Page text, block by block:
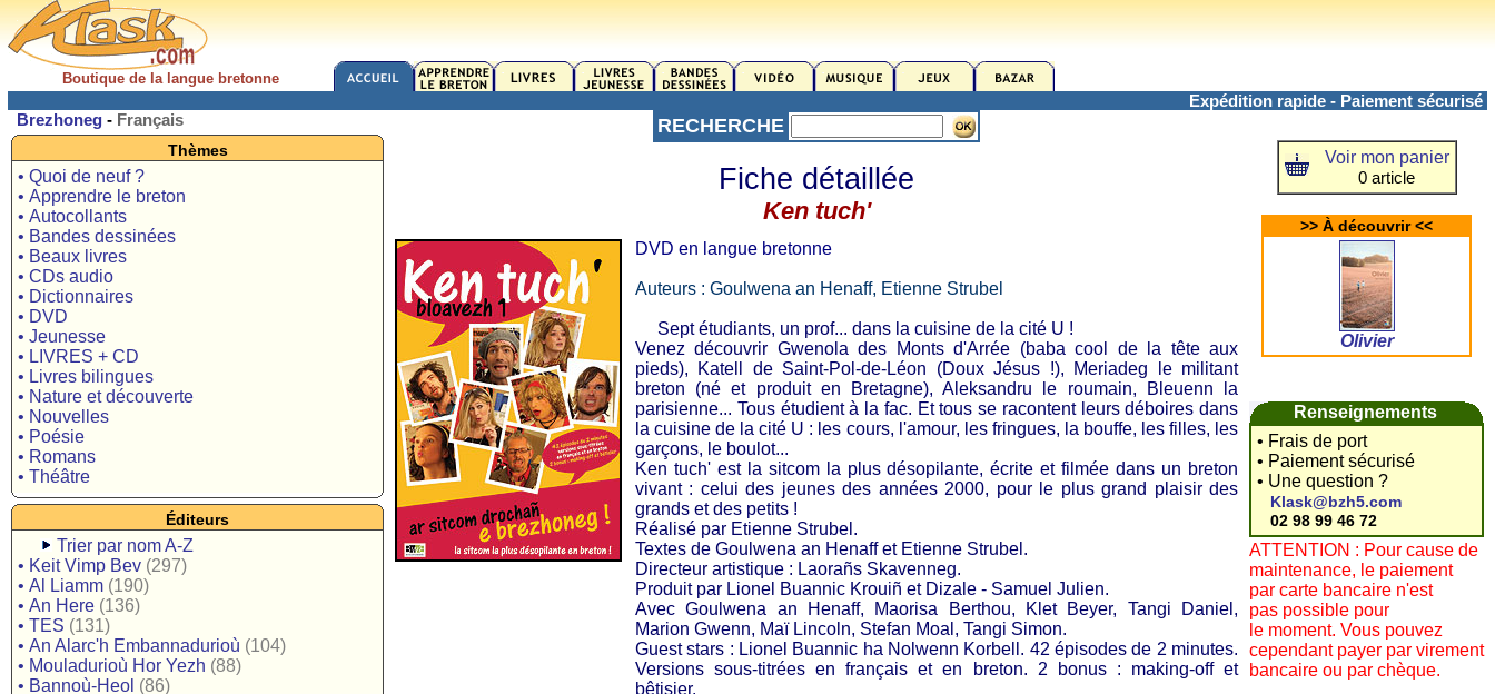
Boutique de la langue bretonne
Expédition rapide - Paiement sécurisé
Brezhoneg - Français
Thèmes
• Quoi de neuf ?
• Apprendre le breton
• Autocollants
• Bandes dessinées
• Beaux livres
• CDs audio
• Dictionnaires
• DVD
• Jeunesse
• LIVRES + CD
• Livres bilingues
• Nature et découverte
• Nouvelles
• Poésie
• Romans
• Théâtre
Éditeurs
Trier par nom A-Z
• Keit Vimp Bev (297)
• Al Liamm (190)
• An Here (136)
• TES (131)
• An Alarc'h Embannadurioù (104)
• Mouladurioù Hor Yezh (88)
• Bannoù-Heol (86)
RECHERCHE
Fiche détaillée
Ken tuch'
DVD en langue bretonne
Auteurs : Goulwena an Henaff, Etienne Strubel
Sept étudiants, un prof... dans la cuisine de la cité U !
Venez découvrir Gwenola des Monts d'Arrée (baba cool de la tête aux
pieds), Katell de Saint-Pol-de-Léon (Doux Jésus !), Meriadeg le militant
breton (né et produit en Bretagne), Aleksandru le roumain, Bleuenn la
parisienne... Tous étudient à la fac. Et tous se racontent leurs déboires dans
la cuisine de la cité U : les cours, l'amour, les fringues, la bouffe, les filles, les
garçons, le boulot...
Ken tuch' est la sitcom la plus désopilante, écrite et filmée dans un breton
vivant : celui des jeunes des années 2000, pour le plus grand plaisir des
grands et des petits !
Réalisé par Etienne Strubel.
Textes de Goulwena an Henaff et Etienne Strubel.
Directeur artistique : Laorañs Skavenneg.
Produit par Lionel Buannic Krouiñ et Dizale - Samuel Julien.
Avec Goulwena an Henaff, Maorisa Berthou, Klet Beyer, Tangi Daniel,
Marion Gwenn, Maï Lincoln, Stefan Moal, Tangi Simon.
Guest stars : Lionel Buannic ha Nolwenn Korbell. 42 épisodes de 2 minutes.
Versions sous-titrées en français et en breton. 2 bonus : making-off et
bêtisier.
Voir mon panier
0 article
>> À découvrir <<
Olivier
Renseignements
• Frais de port
• Paiement sécurisé
• Une question ?
Klask@bzh5.com
02 98 99 46 72
ATTENTION : Pour cause de
maintenance, le paiement
par carte bancaire n'est
pas possible pour
le moment. Vous pouvez
cependant payer par virement
bancaire ou par chèque.